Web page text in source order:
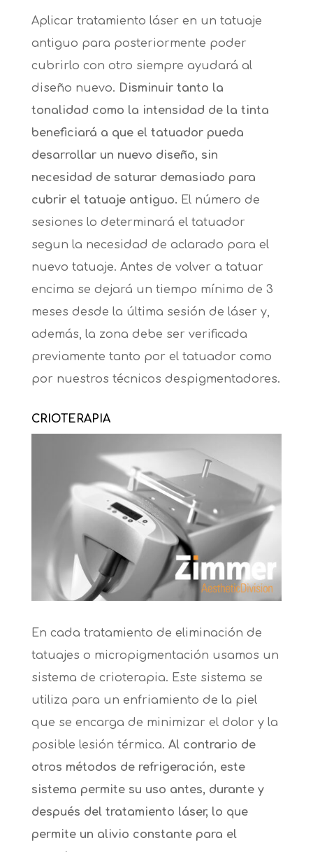
Aplicar tratamiento láser en un tatuaje
antiguo para posteriormente poder
cubrirlo con otro siempre ayudará al
diseño nuevo. Disminuir tanto la
tonalidad como la intensidad de la tinta
beneficiará a que el tatuador pueda
desarrollar un nuevo diseño, sin
necesidad de saturar demasiado para
cubrir el tatuaje antiguo. El número de
sesiones lo determinará el tatuador
segun la necesidad de aclarado para el
nuevo tatuaje. Antes de volver a tatuar
encima se dejará un tiempo mínimo de 3
meses desde la última sesión de láser y,
además, la zona debe ser verificada
previamente tanto por el tatuador como
por nuestros técnicos despigmentadores.
CRIOTERAPIA
En cada tratamiento de eliminación de
tatuajes o micropigmentación usamos un
sistema de crioterapia. Este sistema se
utiliza para un enfriamiento de la piel
que se encarga de minimizar el dolor y la
posible lesión térmica. Al contrario de
otros métodos de refrigeración, este
sistema permite su uso antes, durante y
después del tratamiento láser, lo que
permite un alivio constante para el